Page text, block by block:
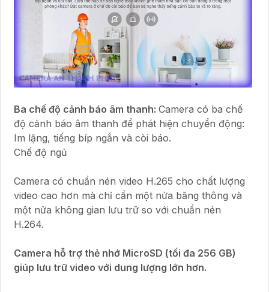
Ba chế độ cảnh báo âm thanh: Camera có ba chế
độ cảnh báo âm thanh để phát hiện chuyển động:
Im lặng, tiếng bíp ngắn và còi báo.
Chế độ ngủ
Camera có chuẩn nén video H.265 cho chất lượng
video cao hơn mà chỉ cần một nửa băng thông và
một nửa không gian lưu trữ so với chuẩn nén
H.264.
Camera hỗ trợ thẻ nhớ MicroSD (tối đa 256 GB)
giúp lưu trữ video với dung lượng lớn hơn.